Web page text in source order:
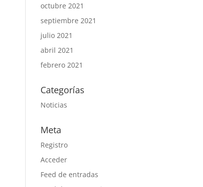
octubre 2021
septiembre 2021
julio 2021
abril 2021
febrero 2021
Categorías
Noticias
Meta
Registro
Acceder
Feed de entradas